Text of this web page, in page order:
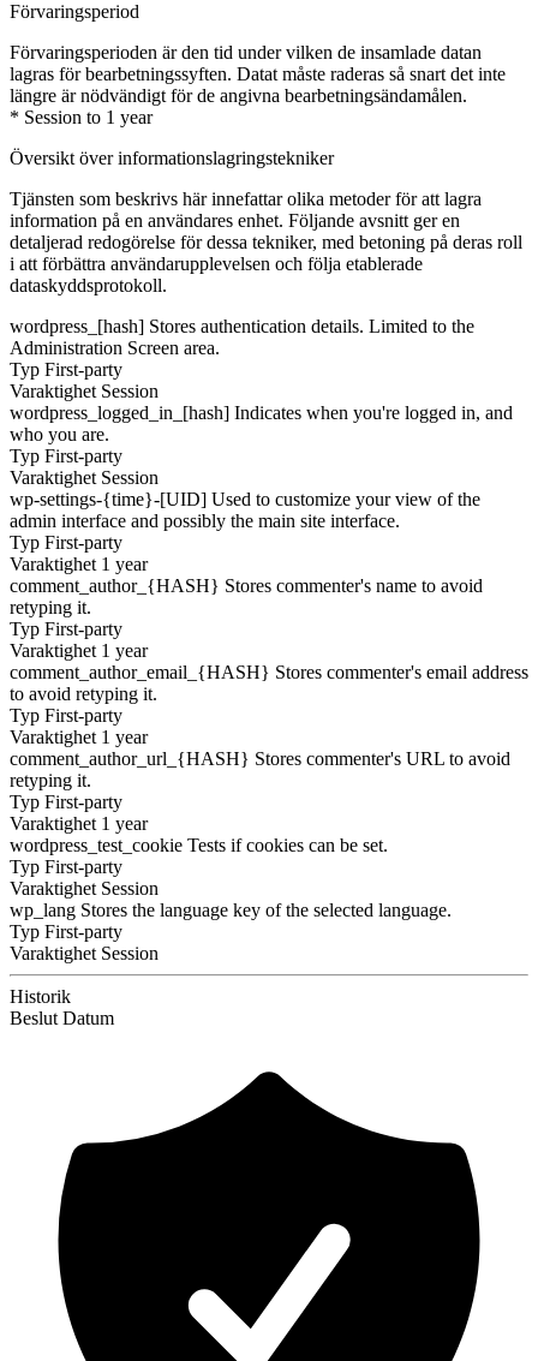
Förvaringsperiod
Förvaringsperioden är den tid under vilken de insamlade datan
lagras för bearbetningssyften. Datat måste raderas så snart det inte
längre är nödvändigt för de angivna bearbetningsändamålen.
* Session to 1 year
Översikt över informationslagringstekniker
Tjänsten som beskrivs här innefattar olika metoder för att lagra
information på en användares enhet. Följande avsnitt ger en
detaljerad redogörelse för dessa tekniker, med betoning på deras roll
i att förbättra användarupplevelsen och följa etablerade
dataskyddsprotokoll.
wordpress_[hash] Stores authentication details. Limited to the
Administration Screen area.
Typ First-party
Varaktighet Session
wordpress_logged_in_[hash] Indicates when you're logged in, and
who you are.
Typ First-party
Varaktighet Session
wp-settings-{time}-[UID] Used to customize your view of the
admin interface and possibly the main site interface.
Typ First-party
Varaktighet 1 year
comment_author_{HASH} Stores commenter's name to avoid
retyping it.
Typ First-party
Varaktighet 1 year
comment_author_email_{HASH} Stores commenter's email address
to avoid retyping it.
Typ First-party
Varaktighet 1 year
comment_author_url_{HASH} Stores commenter's URL to avoid
retyping it.
Typ First-party
Varaktighet 1 year
wordpress_test_cookie Tests if cookies can be set.
Typ First-party
Varaktighet Session
wp_lang Stores the language key of the selected language.
Typ First-party
Varaktighet Session
Historik
Beslut Datum